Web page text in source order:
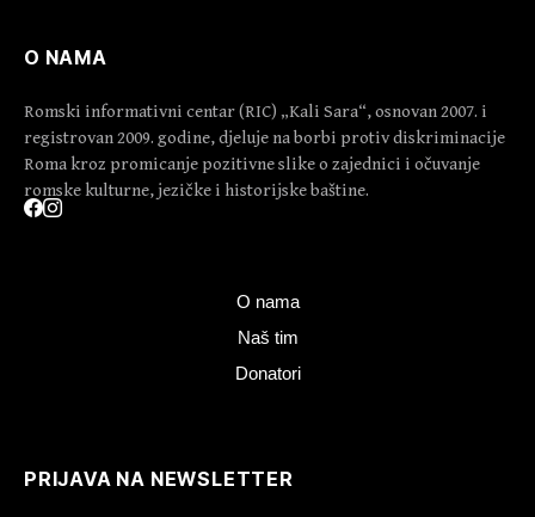
O NAMA
Romski informativni centar (RIC) „Kali Sara“, osnovan 2007. i
registrovan 2009. godine, djeluje na borbi protiv diskriminacije
Roma kroz promicanje pozitivne slike o zajednici i očuvanje
romske kulturne, jezičke i historijske baštine.
O nama
Naš tim
Donatori
PRIJAVA NA NEWSLETTER